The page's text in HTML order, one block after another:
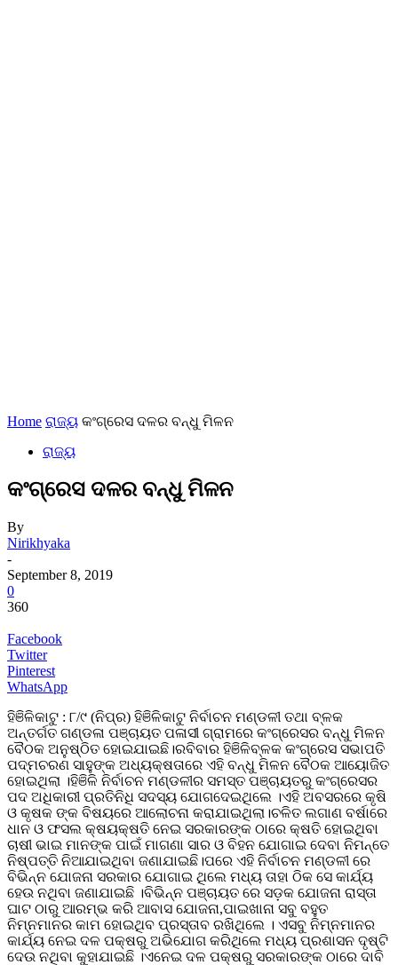
Home ରାଜ୍ୟ କଂଗ୍ରେସ ଦଳର ବନ୍ଧୁ ମିଳନ
ରାଜ୍ୟ
କଂଗ୍ରେସ ଦଳର ବନ୍ଧୁ ମିଳନ
By
Nirikhyaka
-
September 8, 2019
0
360
Facebook
Twitter
Pinterest
WhatsApp
ହିଞିଳିକାଟୁ : ୮/୯ (ନିପ୍ର) ହିଞିଳିକାଟୁ ନିର୍ବାଚନ ମଣ୍ଡଳୀ ତଥା ବ୍ଳକ
ଅନ୍ତର୍ଗତ ଗଣ୍ଡଳା ପଞ୍ଚାୟତ ପଳାସୀ ଗ୍ରାମରେ କଂଗ୍ରେସର ବନ୍ଧୁ ମିଳନ
ବୈଠକ ଅନୁଷ୍ଠିତ ହୋଇଯାଇଛି।ରବିବାର ହିଞିଳିବ୍ଳକ କଂଗ୍ରେସ ସଭାପତି
ପଦ୍ମଚରଣ ସାହୁଙ୍କ ଅଧ୍ୟକ୍ଷତାରେ ଏହି ବନ୍ଧୁ ମିଳନ ବୈଠକ ଆୟୋଜିତ
ହୋଇଥିଲା ।ହିଞିଳି ନିର୍ବାଚନ ମଣ୍ଡଳୀର ସମସ୍ତ ପଞ୍ଚାୟତରୁ କଂଗ୍ରେସର
ପଦ ଅଧିକାରୀ ପ୍ରତିନିଧି ସଦସ୍ୟ ଯୋଗଦେଇଥିଲେ ।ଏହି ଅବସରରେ କୃଷି
ଓ କୃଷକ ଙ୍କ ବିଷୟରେ ଆଲୋଚନା କରାଯାଇଥିଲା।ଚଳିତ ଲଗାଣ ବର୍ଷାରେ
ଧାନ ଓ ଫସଲ କ୍ଷୟକ୍ଷତି ନେଇ ସରକାରଙ୍କ ଠାରେ କ୍ଷତି ହୋଇଥିବା
ଚାଷୀ ଭାଇ ମାନଙ୍କ ପାଇଁ ମାଗଣା ସାର ଓ ବିହନ ଯୋଗାଇ ଦେବା ନିମନ୍ତେ
ନିଷ୍ପତ୍ତି ନିଆଯାଇଥିବା ଜଣାଯାଇଛି।ପରେ ଏହି ନିର୍ବାଚନ ମଣ୍ଡଳୀ ରେ
ବିଭିନ୍ନ ଯୋଜନା ସରକାର ଯୋଗାଇ ଥିଲେ ମଧ୍ୟ ତାହା ଠିକ ସେ କାର୍ଯ୍ୟ
ହେଉ ନଥିବା ଜଣାଯାଇଛି ।ବିଭିନ୍ନ ପଞ୍ଚାୟତ ରେ ସଡ଼କ ଯୋଜନା ରାସ୍ତା
ଘାଟ ଠାରୁ ଆରମ୍ଭ କରି ଆବାସ ଯୋଜନା,ପାଇଖାନା ସବୁ ବହୁତ
ନିମ୍ନମାନର କାମ ହୋଇଥିବ ପ୍ରସ୍ତାବ ରଖିଥିଲେ । ଏସବୁ ନିମ୍ନମାନର
କାର୍ଯ୍ୟ ନେଇ ଦଳ ପକ୍ଷରୁ ଅଭିଯୋଗ କରିଥିଲେ ମଧ୍ୟ ପ୍ରଶାସନ ଦୃଷ୍ଟି
ଦେଉ ନଥିବା କୁହାଯାଇଛି ।ଏନେଇ ଦଳ ପକ୍ଷରୁ ସରକାରଙ୍କ ଠାରେ ଦାବି